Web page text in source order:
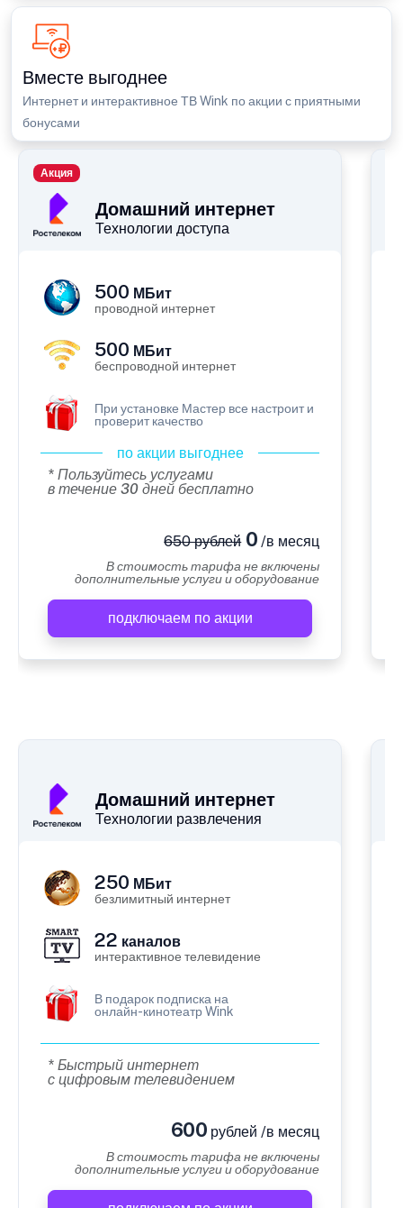
Вместе выгоднее
Интернет и интерактивное ТВ Wink по акции с приятными
бонусами
Домашний интернет
Технологии доступа
Акция
500 МБит
проводной интернет
500 МБит
беспроводной интернет
При установке Мастер все настроит и
проверит качество
по акции выгоднее
* Пользуйтесь услугами
в течение 30 дней бесплатно
650 рублей0 /в месяц
В стоимость тарифа не включены
дополнительные услуги и оборудование
подключаем по акции
Домашний интернет
Технологии развлечения
250 МБит
безлимитный интернет
22 каналов
интерактивное телевидение
В подарок подписка на
онлайн-кинотеатр Wink
* Быстрый интернет
с цифровым телевидением
600 рублей /в месяц
В стоимость тарифа не включены
дополнительные услуги и оборудование